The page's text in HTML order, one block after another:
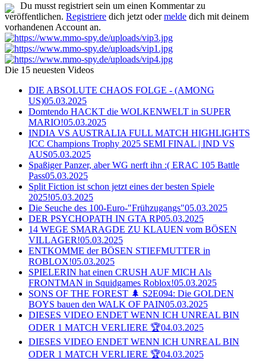
Du musst registriert sein um einen Kommentar zu
veröffentlichen. Registriere dich jetzt odermelde dich mit deinem
vorhandenen Account an.
Die 15 neuesten Videos
DIE ABSOLUTE CHAOS FOLGE - (AMONG
US)05.03.2025
Domtendo HACKT die WOLKENWELT in SUPER
MARIO!05.03.2025
INDIA VS AUSTRALIA FULL MATCH HIGHLIGHTS
ICC Champions Trophy 2025 SEMI FINAL | IND VS
AUS05.03.2025
Spaßiger Panzer, aber WG nerft ihn :( ERAC 105 Battle
Pass05.03.2025
Split Fiction ist schon jetzt eines der besten Spiele
2025!05.03.2025
Die Seuche des 100-Euro-"Frühzugangs"05.03.2025
DER PSYCHOPATH IN GTA RP05.03.2025
14 WEGE SMARAGDE ZU KLAUEN vom BÖSEN
VILLAGER!05.03.2025
ENTKOMME der BÖSEN STIEFMUTTER in
ROBLOX!05.03.2025
SPIELERIN hat einen CRUSH AUF MICH Als
FRONTMAN in Squidgames Roblox!05.03.2025
SONS OF THE FOREST 🌲 S2E094: Die GOLDEN
BOYS bauen den WALK OF PAIN05.03.2025
DIESES VIDEO ENDET WENN ICH UNREAL BIN
ODER 1 MATCH VERLIERE 🏆04.03.2025
DIESES VIDEO ENDET WENN ICH UNREAL BIN
ODER 1 MATCH VERLIERE 🏆04.03.2025